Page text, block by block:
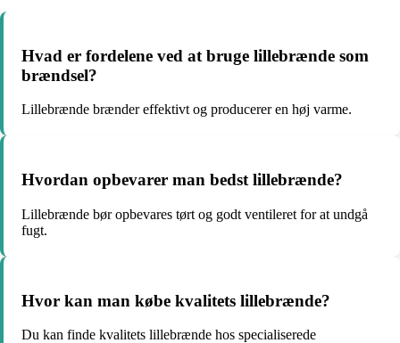
Hvad er fordelene ved at bruge lillebrænde som
brændsel?
Lillebrænde brænder effektivt og producerer en høj varme.
Hvordan opbevarer man bedst lillebrænde?
Lillebrænde bør opbevares tørt og godt ventileret for at undgå
fugt.
Hvor kan man købe kvalitets lillebrænde?
Du kan finde kvalitets lillebrænde hos specialiserede